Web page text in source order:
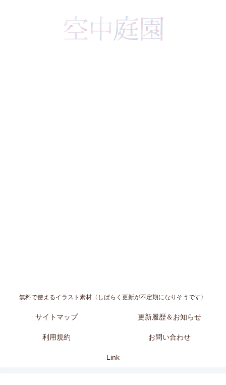
無料で使えるイラスト素材〈しばらく更新が不定期になりそうです〉
サイトマップ 更新履歴＆お知らせ
利用規約 お問い合わせ
Link